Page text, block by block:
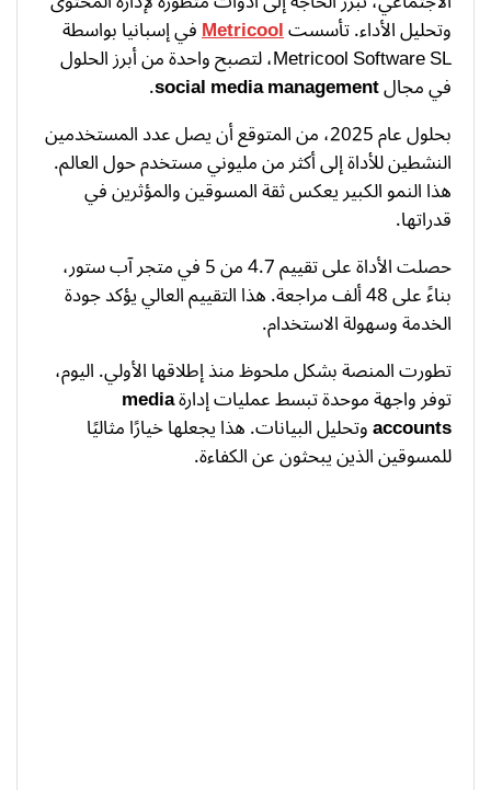
وتحليل الأداء. تأسستMetricoolفي إسبانيا بواسطة
Metricool Software SL، لتصبح واحدة من أبرز الحلول
في مجالsocial media management
.
بحلول عام 2025، من المتوقع أن يصل عدد المستخدمين
النشطين للأداة إلى أكثر من مليوني مستخدم حول العالم.
هذا النمو الكبير يعكس ثقة المسوقين والمؤثرين في
قدراتها.
حصلت الأداة على تقييم 4.7 من 5 في متجر آب ستور،
بناءً على 48 ألف مراجعة. هذا التقييم العالي يؤكد جودة
الخدمة وسهولة الاستخدام.
تطورت المنصة بشكل ملحوظ منذ إطلاقها الأولي. اليوم،
توفر واجهة موحدة تبسط عمليات إدارةmedia
accountsوتحليل البيانات. هذا يجعلها خيارًا مثاليًا
للمسوقين الذين يبحثون عن الكفاءة.